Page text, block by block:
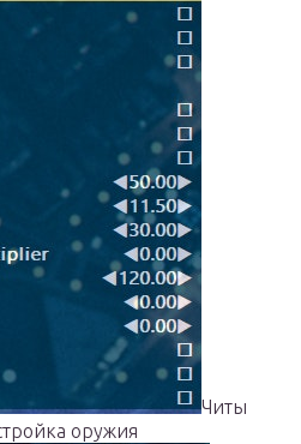
Читы
оружия